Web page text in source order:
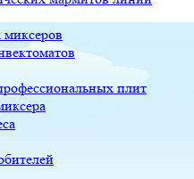
миксеров
плит